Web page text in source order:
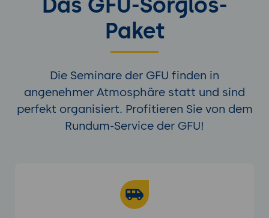
Ergebnisse
Eine erweiterte DXP-Lösung, die
personalisierte Erlebnisse ermöglicht und
Geschäftsprozesse optimiert
Automatisierung in verschiedenen
Geschäftsbereichen
Marketingautomatisierung
Automatisierung von
Marketingkampagnen und Content-
Vertriebsautomatisierung
Das GFU-Sorglos-
Paket
Die Seminare der GFU finden in
angenehmer Atmosphäre statt und sind
perfekt organisiert. Profitieren Sie von dem
Rundum-Service der GFU!